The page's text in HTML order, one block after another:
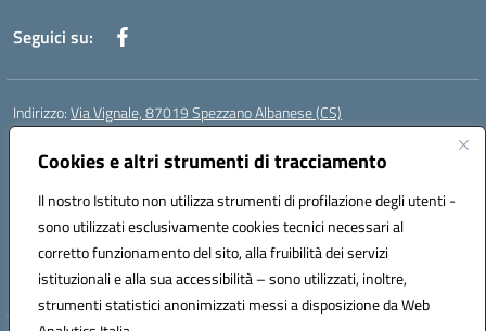
Cookies e altri strumenti di tracciamento
Il nostro Istituto non utilizza strumenti di profilazione degli utenti -
sono utilizzati esclusivamente cookies tecnici necessari al
corretto funzionamento del sito, alla fruibilità dei servizi
istituzionali e alla sua accessibilità – sono utilizzati, inoltre,
strumenti statistici anonimizzati messi a disposizione da Web
Seguici su:
Indirizzo:Via Vignale, 87019 Spezzano Albanese (CS)
Centralino:
Posta elettronica certificata (PEC):csic878003@pec.istruzione.it
Codice fiscale: 94018300783
Codice meccanografico:CSIC878003
Codice Indice delle Pubbliche Amministrazioni (IPA): istsc_csic878003
Codice unico di fatturazione (CUF): UFK2HU